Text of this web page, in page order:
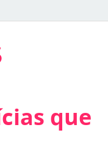
que